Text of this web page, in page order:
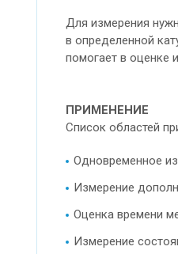
Для измерения
в определенной
помогает в оценке
ПРИМЕНЕНИЕ
Список областей
Одновременное
Измерение
Оценка времени
Измерение